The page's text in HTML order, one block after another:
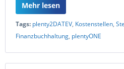
Mehr lesen
Tags: plenty2DATEV, Kostenstellen,
Finanzbuchhaltung, plentyONE